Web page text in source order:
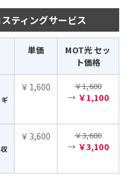
ティングサービス
単価
MOT光 セッ
ト価格
￥1,600 ￥1,600
→ ￥1,100
￥3,600 ￥3,600
→ ￥3,100